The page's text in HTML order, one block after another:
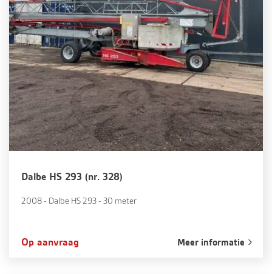
Dalbe HS 293 (nr. 328)
2008 - Dalbe HS 293 - 30 meter
Op aanvraag Meer informatie